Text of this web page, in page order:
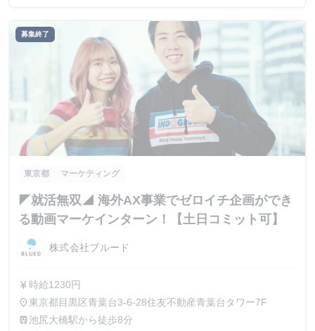
募集終了
東京都 マーケティング
◤就活無双◢ 海外AX事業でゼロイチ企画ができ
る動画マーケインターン！【土日コミット可】
株式会社ブルード
currency_yen 時給1230円
place東京都目黒区青葉台3-6-28住友不動産青葉台タワー7F
train池尻大橋駅から徒歩8分